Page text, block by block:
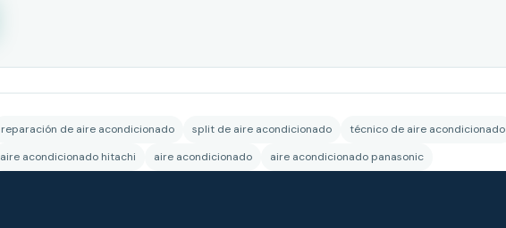
reparación de aire acondicionado split de aire acondicionado técnico de aire acondicionado
aire acondicionado hitachi aire acondicionado aire acondicionado panasonic